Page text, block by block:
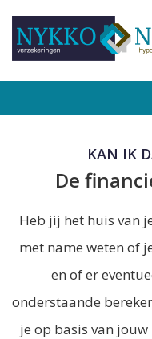
KAN IK
De
Heb jij het huis van
met name weten of
en of er
onderstaande
je op basis van